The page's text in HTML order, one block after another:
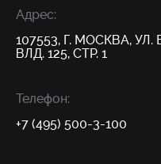
Адрес:
107553, Г. МОСКВА,
ВЛД. 125, СТР. 1
Телефон:
+7 (495) 500-3-100